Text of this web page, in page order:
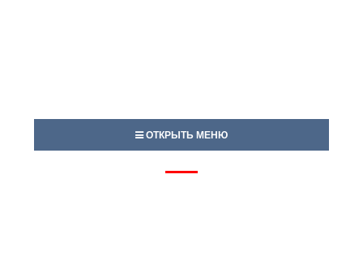
ОТКРЫТЬ МЕНЮ